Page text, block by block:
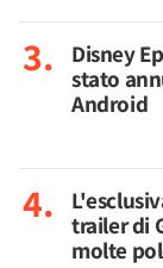
Disney
stato
Android
trailer di
molte